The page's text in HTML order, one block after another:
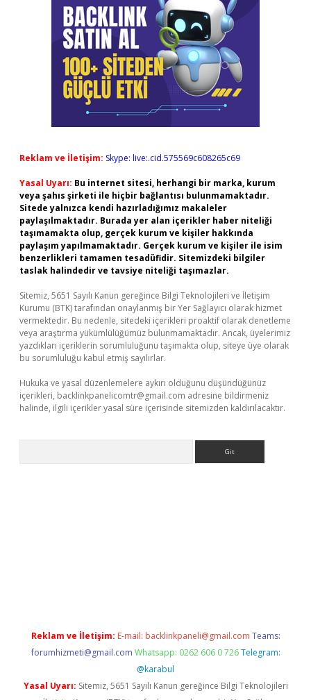
Reklam ve İletişim: Skype: live:.cid.575569c608265c69
Yasal Uyarı: Bu internet sitesi, herhangi bir marka, kurum
veya şahıs şirketi ile hiçbir bağlantısı bulunmamaktadır.
Sitede yalnızca kendi hazırladığımız makaleler
paylaşılmaktadır. Burada yer alan içerikler haber niteliği
taşımamakta olup, gerçek kurum ve kişiler hakkında
paylaşım yapılmamaktadır. Gerçek kurum ve kişiler ile isim
benzerlikleri tamamen tesadüfidir. Sitemizdeki bilgiler
taslak halindedir ve tavsiye niteliği taşımazlar.
Sitemiz, 5651 Sayılı Kanun gereğince Bilgi Teknolojileri ve İletişim
Kurumu (BTK) tarafından onaylanmış bir Yer Sağlayıcı olarak hizmet
vermektedir. Bu nedenle, sitedeki içerikleri proaktif olarak denetleme
veya araştırma yükümlülüğümüz bulunmamaktadır. Ancak, üyelerimiz
yazdıkları içeriklerin sorumluluğunu taşımakta olup, siteye üye olarak
bu sorumluluğu kabul etmiş sayılırlar.
Hukuka ve yasal düzenlemelere aykırı olduğunu düşündüğünüz
içerikleri, backlinkpanelicomtr@gmail.com adresine bildirmeniz
halinde, ilgili içerikler yasal süre içerisinde sitemizden kaldırılacaktır.
Reklam ve İletişim: E-mail: backlinkpaneli@gmail.com Teams:
forumhizmeti@gmail.com Whatsapp: 0262 606 0 726 Telegram:
@karabul
Yasal Uyarı: Sitemiz, 5651 Sayılı Kanun gereğince Bilgi Teknolojileri